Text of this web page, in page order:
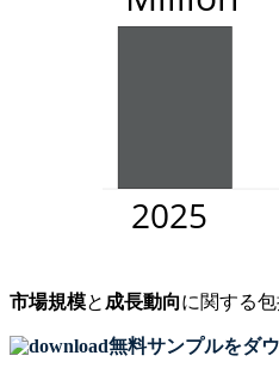
市場規模と 成長動向に関する
無料サンプルをダ